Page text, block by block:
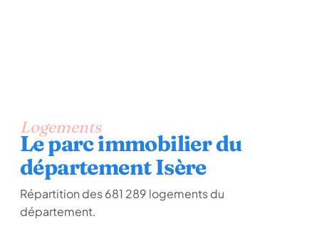
Logements
Le parc immobilier du
département Isère
Répartition des 681 289 logements du
département.